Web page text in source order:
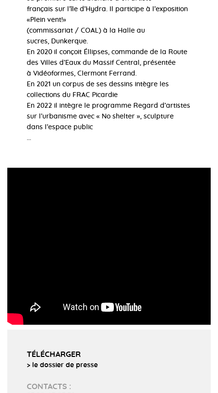
français sur l’île d’Hydra. Il participe à l’exposition
«Plein vent!»
(commissariat / COAL) à la Halle au
sucres, Dunkerque.
En 2020 il conçoit Éllipses, commande de la Route
des Villes d’Eaux du Massif Central, présentée
à Vidéoformes, Clermont Ferrand.
En 2021 un corpus de ses dessins intègre les
collections du FRAC Picardie
En 2022 il intègre le programme Regard d’artistes
sur l’urbanisme avec « No shelter », sculpture
dans l’espace public
TÉLÉCHARGER
> le dossier de presse
CONTACTS :